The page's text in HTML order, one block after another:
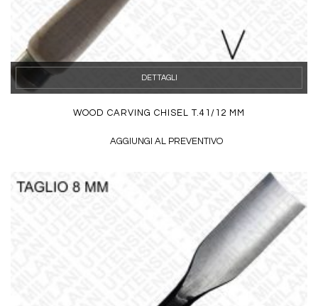
DETTAGLI
WOOD CARVING CHISEL T.41/12 MM
AGGIUNGI AL PREVENTIVO